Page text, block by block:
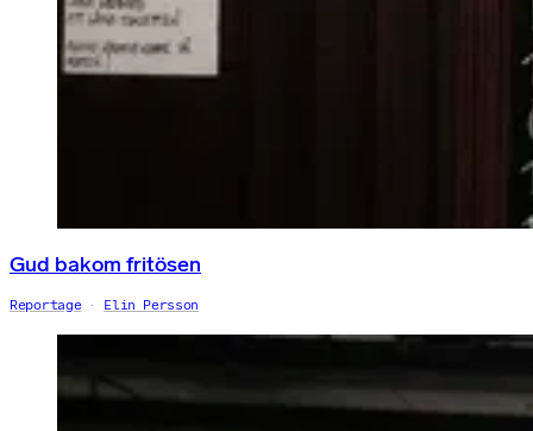
Gud bakom fritösen
Reportage Elin Persson